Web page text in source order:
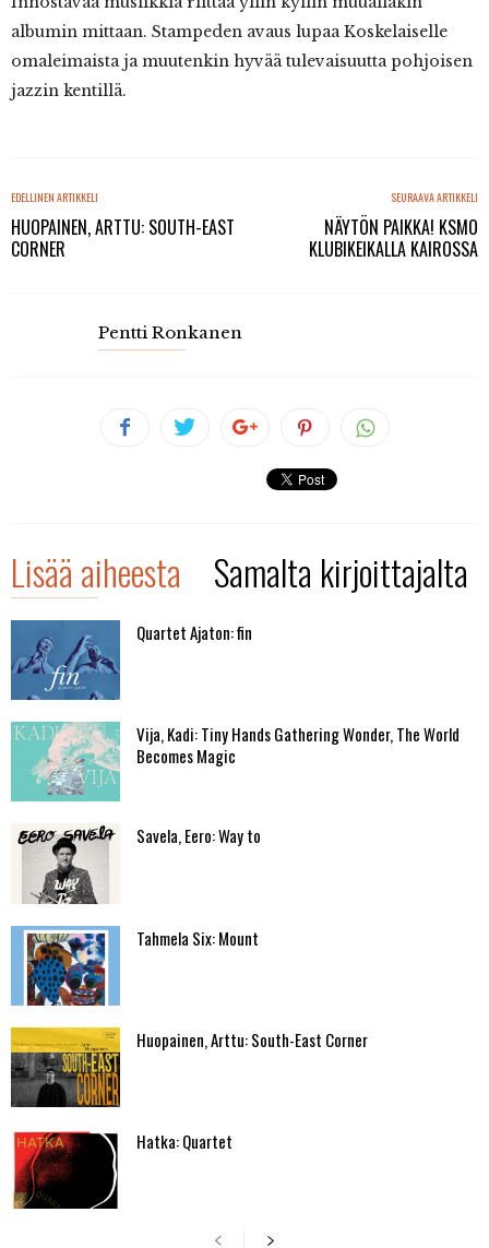
albumin mittaan. Stampeden avaus lupaa Koskelaiselle
omaleimaista ja muutenkin hyvää tulevaisuutta pohjoisen
jazzin kentillä.
EDELLINEN ARTIKKELI
HUOPAINEN, ARTTU: SOUTH-EAST
CORNER
SEURAAVA ARTIKKELI
NÄYTÖN PAIKKA! KSMO
KLUBIKEIKALLA KAIROSSA
Pentti Ronkanen
Lisää aiheesta Samalta kirjoittajalta
Quartet Ajaton: fin
Vija, Kadi: Tiny Hands Gathering Wonder, The World
Becomes Magic
Savela, Eero: Way to
Tahmela Six: Mount
Huopainen, Arttu: South-East Corner
Hatka: Quartet